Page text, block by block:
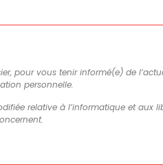
pour vous tenir informé(e) de
personnelle.
relative à l’informatique et aux